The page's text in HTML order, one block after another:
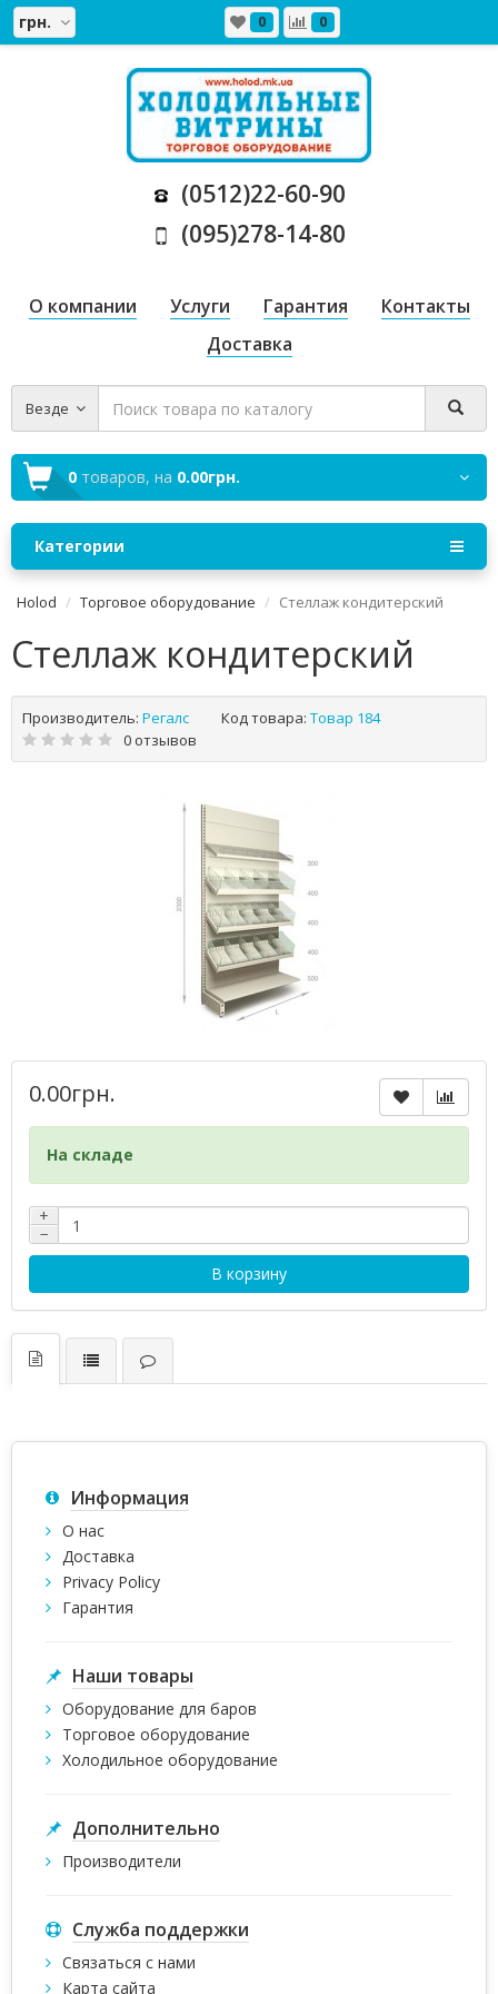
грн. 0 0
(0512)22-60-90
(095)278-14-80
О компании Услуги Гарантия
Контакты
Доставка
Везде
0 товаров, на 0.00грн.
Категории
Holod Торговое оборудование Стеллаж кондитерский
Стеллаж кондитерский
Производитель: Регалс Код товара: Товар 184
0 отзывов
0.00грн.
На складе
+
−
В корзину
Информация
О нас
Доставка
Privacy Policy
Гарантия
Наши товары
Оборудование для баров
Торговое оборудование
Холодильное оборудование
Дополнительно
Производители
Служба поддержки
Связаться с нами
Карта сайта